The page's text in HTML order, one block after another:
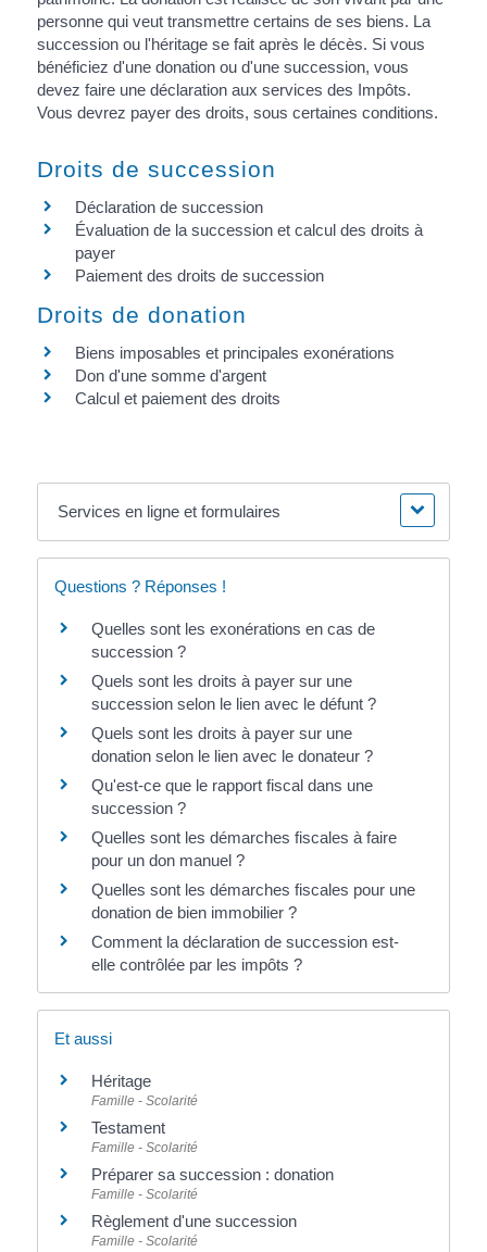
personne qui veut transmettre certains de ses biens. La
succession ou l'héritage se fait après le décès. Si vous
bénéficiez d'une donation ou d'une succession, vous
devez faire une déclaration aux services des Impôts.
Vous devrez payer des droits, sous certaines conditions.
Droits de succession
Déclaration de succession
Évaluation de la succession et calcul des droits à
payer
Paiement des droits de succession
Droits de donation
Biens imposables et principales exonérations
Don d'une somme d'argent
Calcul et paiement des droits
Services en ligne et formulaires
Questions ? Réponses !
Quelles sont les exonérations en cas de
succession ?
Quels sont les droits à payer sur une
succession selon le lien avec le défunt ?
Quels sont les droits à payer sur une
donation selon le lien avec le donateur ?
Qu'est-ce que le rapport fiscal dans une
succession ?
Quelles sont les démarches fiscales à faire
pour un don manuel ?
Quelles sont les démarches fiscales pour une
donation de bien immobilier ?
Comment la déclaration de succession est-
elle contrôlée par les impôts ?
Et aussi
Héritage
Famille - Scolarité
Testament
Famille - Scolarité
Préparer sa succession : donation
Famille - Scolarité
Règlement d'une succession
Famille - Scolarité